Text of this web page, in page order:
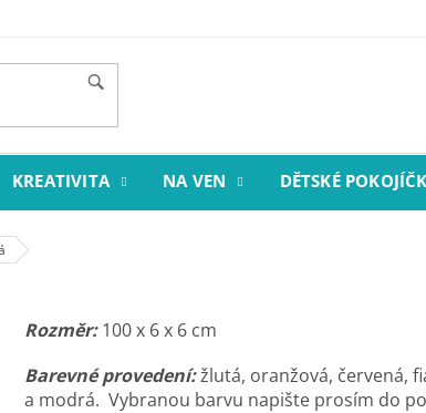
KREATIVITA NA VEN DĚTSKÉ
Rozměr:100 x 6 x 6 cm
Barevné provedení:žlutá, oranžová, červená,
a modrá. Vybranou barvu napište prosím do